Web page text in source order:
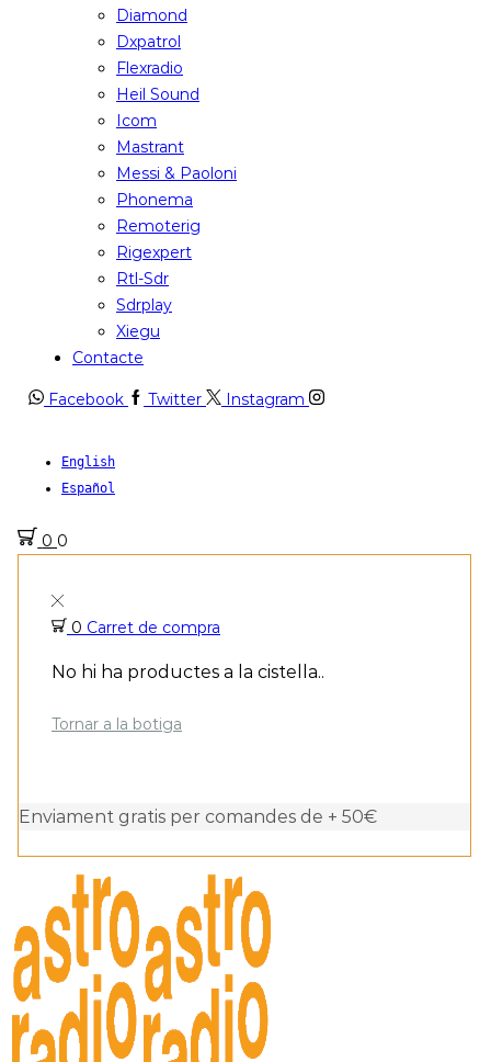
Diamond
Dxpatrol
Flexradio
Heil Sound
Icom
Mastrant
Messi & Paoloni
Phonema
Remoterig
Rigexpert
Rtl-Sdr
Sdrplay
Xiegu
Contacte
Facebook Twitter Instagram
English
Español
0 0
0 Carret de compra
No hi ha productes a la cistella..
Tornar a la botiga
Enviament gratis per comandes de + 50€